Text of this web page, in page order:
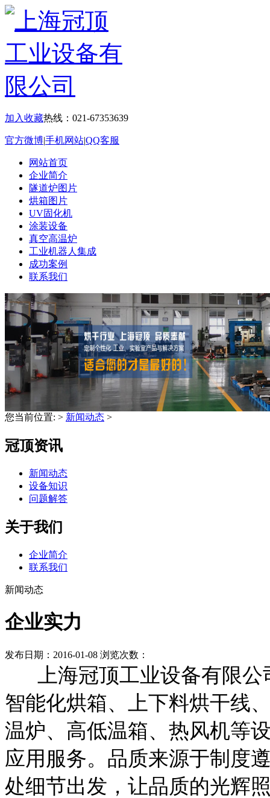
加入收藏热线：021-67353639
官方微博|手机网站|QQ客服
网站首页
企业简介
隧道炉图片
烘箱图片
UV固化机
涂装设备
真空高温炉
工业机器人集成
成功案例
联系我们
您当前位置: > 新闻动态 >
冠顶资讯
新闻动态
设备知识
问题解答
关于我们
企业简介
联系我们
新闻动态
企业实力
发布日期：2016-01-08 浏览次数：
上海冠顶工业设备有限公
智能化烘箱、上下料烘干线
温炉、高低温箱、热风机等
应用服务。品质来源于制度
处细节出发，让品质的光辉